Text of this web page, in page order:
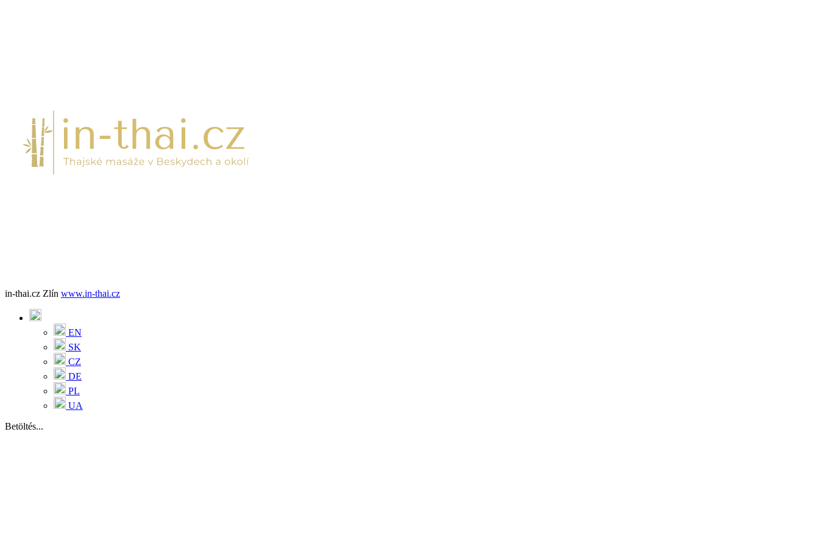
in-thai.cz Zlín www.in-thai.cz
EN
SK
CZ
DE
PL
UA
Betöltés...